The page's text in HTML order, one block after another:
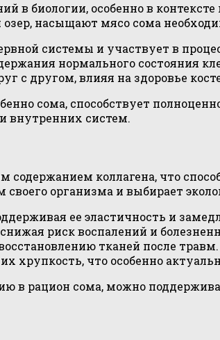
в биологии, особенно в
озер, насыщают мясо сома
системы и участвует в
нормального состояния
с другом, влияя на здоровье
сома, способствует
внутренних систем.
коллагена, что
своего организма и выбирает
ее эластичность и
риск воспалений и
тканей после травм.
хрупкость, что особенно
в рацион сома, можно